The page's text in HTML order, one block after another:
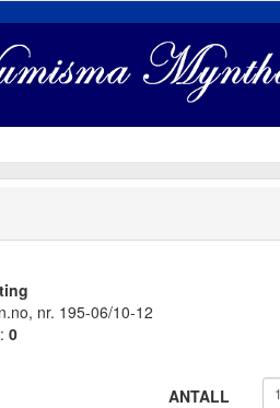
nr. 195-06/10-12
0
ANTALL